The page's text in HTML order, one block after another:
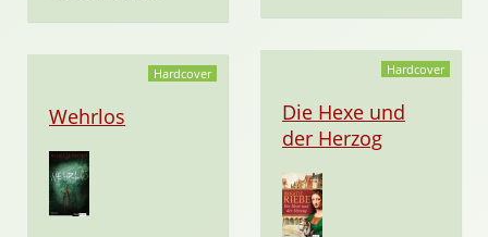
Hardcover
Wehrlos
Hardcover
Die Hexe und
der Herzog